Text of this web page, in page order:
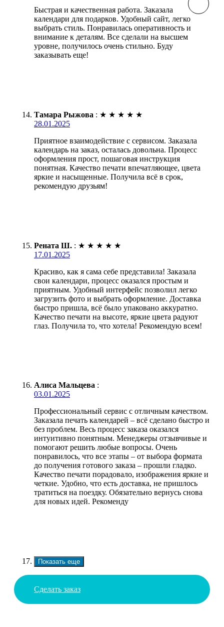
Быстрая и качественная работа. Заказала
календари для подарков. Удобный сайт, легко
выбрать стиль. Понравилась оперативность и
внимание к деталям. Все сделали на высшем
уровне, получилось очень стильно. Буду
заказывать еще!
Тамара Рыжова : ★ ★ ★ ★ ★
28.01.2025
Приятное взаимодействие с сервисом. Заказала
календарь на заказ, осталась довольна. Процесс
оформления прост, пошаговая инструкция
понятная. Качество печати впечатляющее, цвета
яркие и насыщенные. Получила всё в срок,
рекомендую друзьям!
Рената Ш. : ★ ★ ★ ★ ★
17.01.2025
Красиво, как я сама себе представила! Заказала
свои календари, процесс оказался простым и
приятным. Удобный интерфейс позволил легко
загрузить фото и выбрать оформление. Доставка
быстро пришла, всё было упаковано аккуратно.
Качество печати на высоте, яркие цвета радуют
глаз. Получила то, что хотела! Рекомендую всем!
Алиса Мальцева :
03.01.2025
Профессиональный сервис с отличным качеством.
Заказала печать календарей – всё сделано быстро и
без проблем. Весь процесс заказа оказался
интуитивно понятным. Менеджеры отзывчивые и
помогают решить любые вопросы. Очень
понравилось, что все этапы – от выбора формата
до получения готового заказа – прошли гладко.
Качество печати порадовало, изображения яркие и
четкие. Удобно, что есть доставка, не пришлось
тратиться на поездку. Обязательно вернусь снова
для новых идей. Рекоменду
Показать еще
Сделать заказ